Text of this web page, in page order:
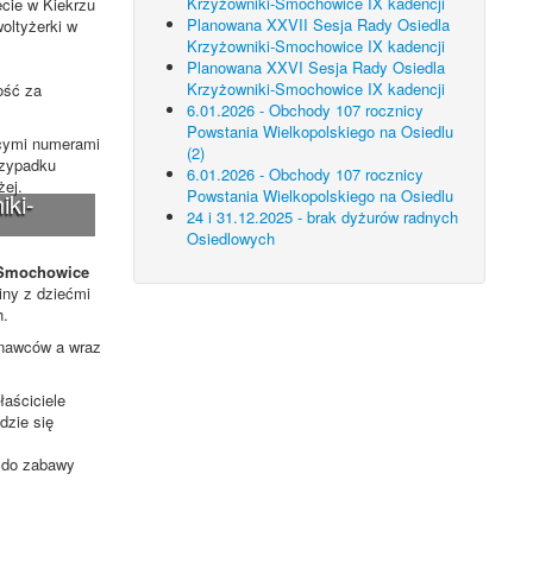
w
za
numerami
z dziećmi
a wraz
się
zabawy
Planowana XXVII Sesja Rady Osiedla
Krzyżowniki-Smochowice IX kadencji
Planowana XXVI Sesja Rady Osiedla
Krzyżowniki-Smochowice IX kadencji
6.01.2026 - Obchody 107 rocznicy
Powstania Wielkopolskiego na Osiedlu
(2)
6.01.2026 - Obchody 107 rocznicy
Powstania Wielkopolskiego na Osiedlu
24 i 31.12.2025 - brak dyżurów radnych
Osiedlowych